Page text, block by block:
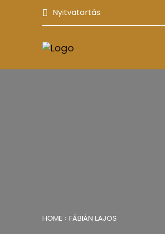
Nyitvatartás
HOME FÁBIÁN LAJOS